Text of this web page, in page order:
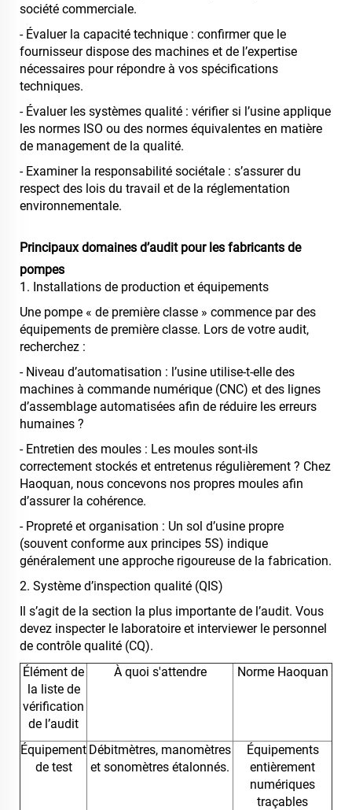
société commerciale.
- Évaluer la capacité technique : confirmer que le
fournisseur dispose des machines et de l’expertise
nécessaires pour répondre à vos spécifications
techniques.
- Évaluer les systèmes qualité : vérifier si l’usine applique
les normes ISO ou des normes équivalentes en matière
de management de la qualité.
- Examiner la responsabilité sociétale : s’assurer du
respect des lois du travail et de la réglementation
environnementale.
Principaux domaines d’audit pour les fabricants de
pompes
1. Installations de production et équipements
Une pompe « de première classe » commence par des
équipements de première classe. Lors de votre audit,
recherchez :
- Niveau d’automatisation : l’usine utilise-t-elle des
machines à commande numérique (CNC) et des lignes
d’assemblage automatisées afin de réduire les erreurs
humaines ?
- Entretien des moules : Les moules sont-ils
correctement stockés et entretenus régulièrement ? Chez
Haoquan, nous concevons nos propres moules afin
d’assurer la cohérence.
- Propreté et organisation : Un sol d’usine propre
(souvent conforme aux principes 5S) indique
généralement une approche rigoureuse de la fabrication.
2. Système d’inspection qualité (QIS)
Il s’agit de la section la plus importante de l’audit. Vous
devez inspecter le laboratoire et interviewer le personnel
de contrôle qualité (CQ).
Élément de
la liste de
vérification
de l’audit
À quoi s'attendre Norme Haoquan
Équipement
de test
Débitmètres, manomètres
et sonomètres étalonnés.
Équipements
entièrement
numériques
traçables